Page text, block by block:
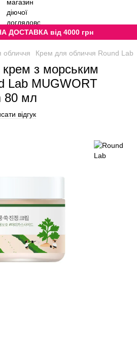
ДОСТАВКА від 4000 грн
обличчя Крем для обличчя Round Lab
крем з морським
Lab MUGWORT
80 мл
відгук